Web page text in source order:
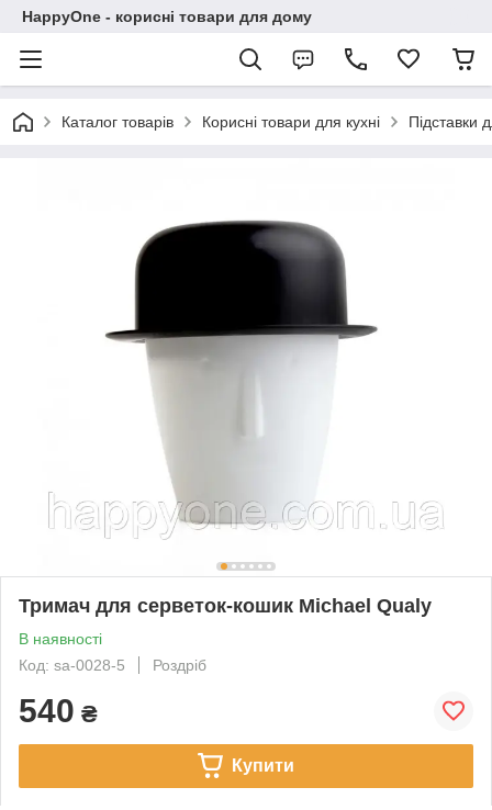
HappyOne - корисні товари для дому
Каталог товарів Корисні товари для кухні Підставки
Тримач для серветок-кошик Michael Qualy
В наявності
Код: sa-0028-5
Роздріб
540 ₴
Купити